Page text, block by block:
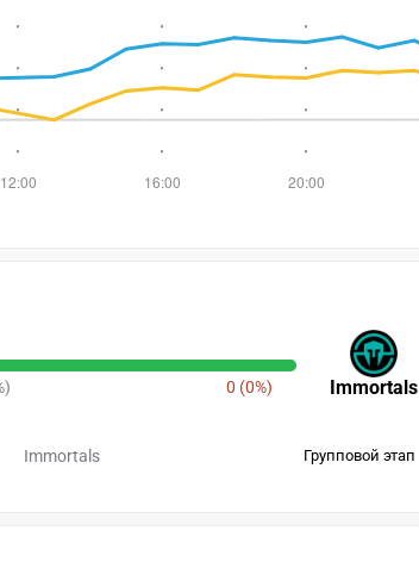
Immortals
0 (0%)
Immortals Групповой этап